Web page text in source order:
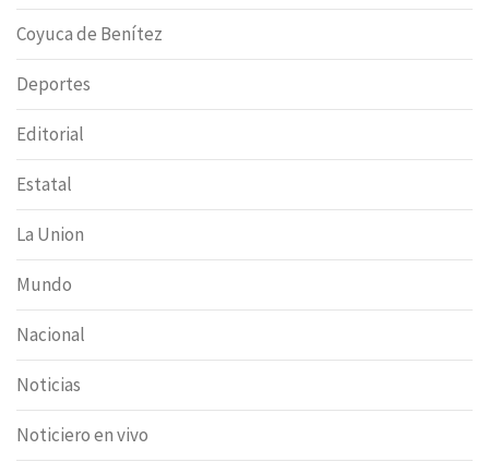
Coyuca de Benítez
Deportes
Editorial
Estatal
La Union
Mundo
Nacional
Noticias
Noticiero en vivo